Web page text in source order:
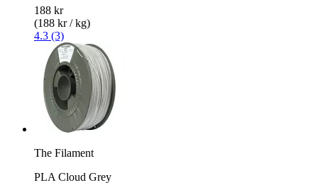
188 kr
(188 kr / kg)
4.3 (3)
The Filament
PLA Cloud Grey